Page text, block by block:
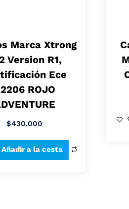
Marca Xtrong
Version R1,
Ece
ROJO
$430.000
Añadir a la cesta